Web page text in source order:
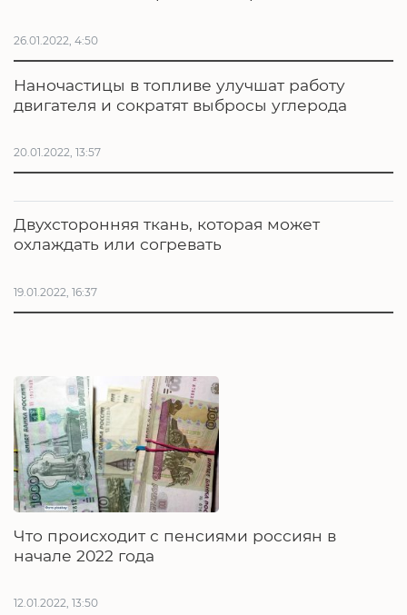
26.01.2022, 4:50
Наночастицы в топливе улучшат работу
двигателя и сократят выбросы углерода
20.01.2022, 13:57
Двухсторонняя ткань, которая может
охлаждать или согревать
19.01.2022, 16:37
Что происходит с пенсиями россиян в
начале 2022 года
12.01.2022, 13:50